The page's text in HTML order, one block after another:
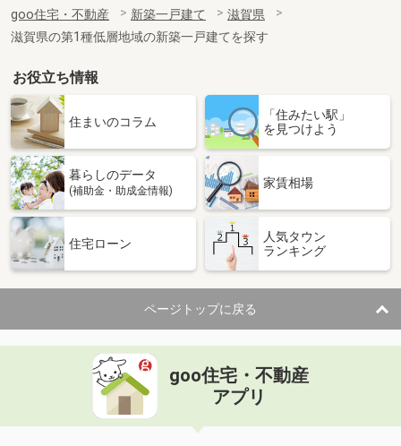
goo住宅・不動産 新築一戸建て
滋賀県
滋賀県の第1種低層地域の新築一戸建てを探す
お役立ち情報
住まいのコラム
「住みたい駅」
を見つけよう
暮らしのデータ
(補助金・助成金情報)
家賃相場
住宅ローン
人気タウン
ランキング
ページトップに戻る
goo住宅・不動産
アプリ